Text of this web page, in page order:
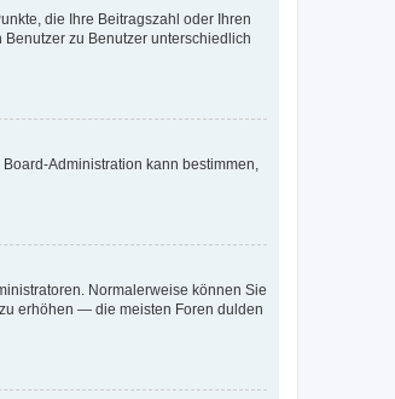
die Ihre Beitragszahl oder Ihren
zu Benutzer unterschiedlich
Administration kann bestimmen,
Normalerweise können Sie
erhöhen — die meisten Foren dulden